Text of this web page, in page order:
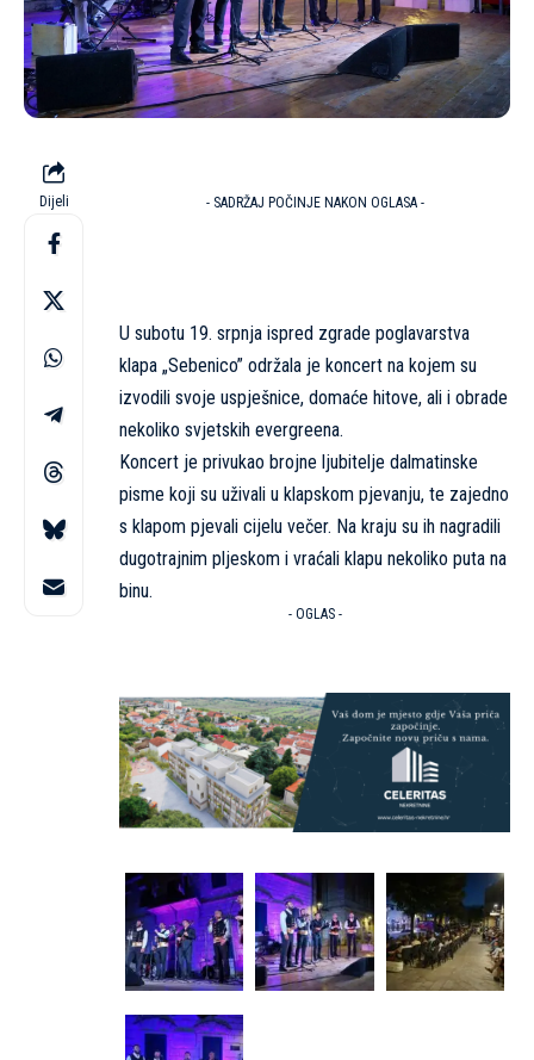
Dijeli - SADRŽAJ POČINJE NAKON OGLASA -
U subotu 19. srpnja ispred zgrade poglavarstva
klapa „Sebenico” održala je koncert na kojem su
izvodili svoje uspješnice, domaće hitove, ali i obrade
nekoliko svjetskih evergreena.
Koncert je privukao brojne ljubitelje dalmatinske
pisme koji su uživali u klapskom pjevanju, te zajedno
s klapom pjevali cijelu večer. Na kraju su ih nagradili
dugotrajnim pljeskom i vraćali klapu nekoliko puta na
binu.
- OGLAS -